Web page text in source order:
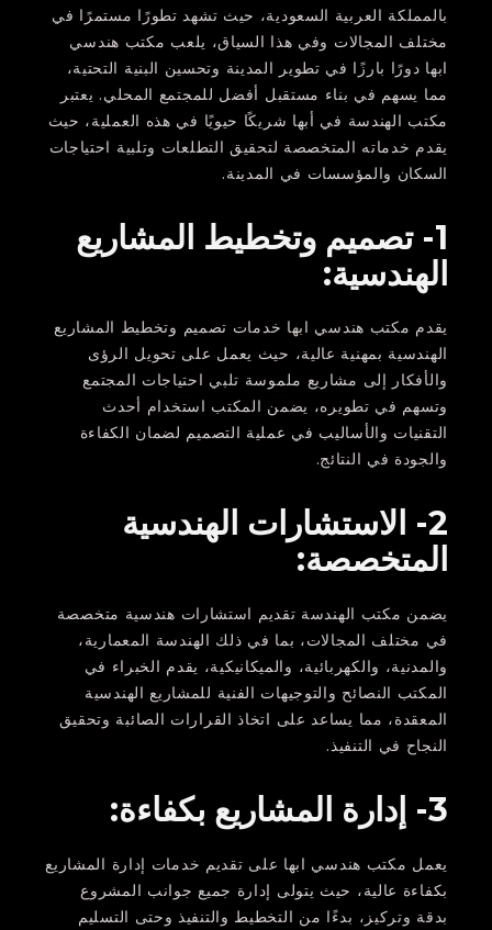
بالمملكة العربية السعودية، حيث تشهد تطورًا مستمرًا في
مختلف المجالات وفي هذا السياق، يلعب مكتب هندسي
ابها دورًا بارزًا في تطوير المدينة وتحسين البنية التحتية،
مما يسهم في بناء مستقبل أفضل للمجتمع المحلي. يعتبر
مكتب الهندسة في أبها شريكًا حيويًا في هذه العملية، حيث
يقدم خدماته المتخصصة لتحقيق التطلعات وتلبية احتياجات
السكان والمؤسسات في المدينة.
1- تصميم وتخطيط المشاريع
الهندسية:
يقدم مكتب هندسي ابها خدمات تصميم وتخطيط المشاريع
الهندسية بمهنية عالية، حيث يعمل على تحويل الرؤى
والأفكار إلى مشاريع ملموسة تلبي احتياجات المجتمع
وتسهم في تطويره، يضمن المكتب استخدام أحدث
التقنيات والأساليب في عملية التصميم لضمان الكفاءة
والجودة في النتائج.
2- الاستشارات الهندسية
المتخصصة:
يضمن مكتب الهندسة تقديم استشارات هندسية متخصصة
في مختلف المجالات، بما في ذلك الهندسة المعمارية،
والمدنية، والكهربائية، والميكانيكية، يقدم الخبراء في
المكتب النصائح والتوجيهات الفنية للمشاريع الهندسية
المعقدة، مما يساعد على اتخاذ القرارات الصائبة وتحقيق
النجاح في التنفيذ.
3- إدارة المشاريع بكفاءة:
يعمل مكتب هندسي ابها على تقديم خدمات إدارة المشاريع
بكفاءة عالية، حيث يتولى إدارة جميع جوانب المشروع
بدقة وتركيز، بدءًا من التخطيط والتنفيذ وحتى التسليم